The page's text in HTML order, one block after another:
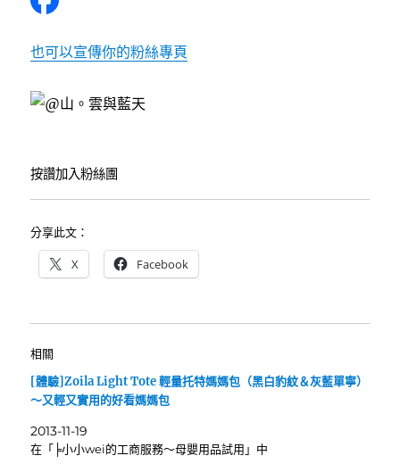
也可以宣傳你的粉絲專頁
按讚加入粉絲團
分享此文：
X Facebook
相關
[體驗]Zoila Light Tote 輕量托特媽媽包（黑白豹紋＆灰藍單寧）
～又輕又實用的好看媽媽包
2013-11-19
在「╞小小wei的工商服務～母嬰用品試用」中